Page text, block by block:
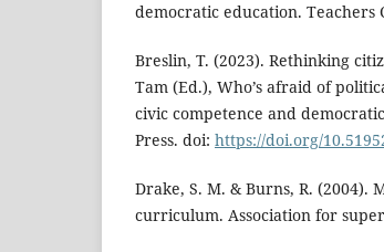
democratic education. Teachers
Breslin, T. (2023). Rethinking
Tam (Ed.), Who’s afraid of
civic competence and
Press. doi: https://doi.org/
Drake, S. M. & Burns, R.
curriculum. Association for